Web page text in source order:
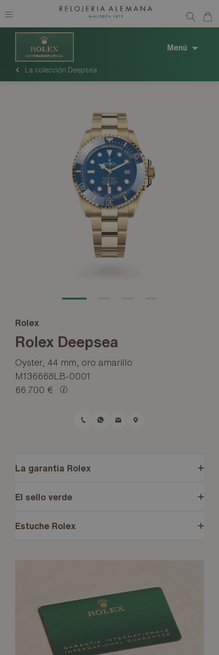
Menú
La colección Deepsea
Rolex
Rolex Deepsea
Oyster, 44 mm, oro amarillo
M136668LB-0001
66.700 €
La garantía Rolex
El sello verde
Estuche Rolex